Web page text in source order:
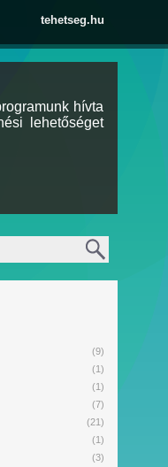
tehetseg.hu
hívta
lehetőséget
(9)
(1)
(1)
(7)
(21)
(1)
(3)